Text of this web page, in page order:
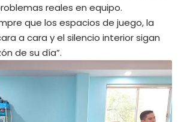
reales en equipo.
que los espacios de juego, la
a cara y el silencio interior sigan
de su día”.